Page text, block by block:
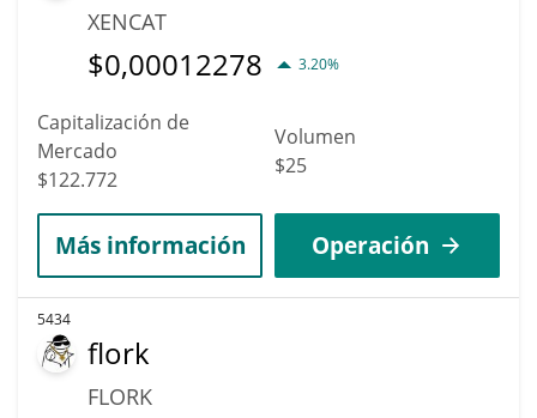
XENCAT
$0,00012278 3.20%
Capitalización de
Mercado
$122.772
Volumen
$25
Más información Operación
5434
flork
FLORK